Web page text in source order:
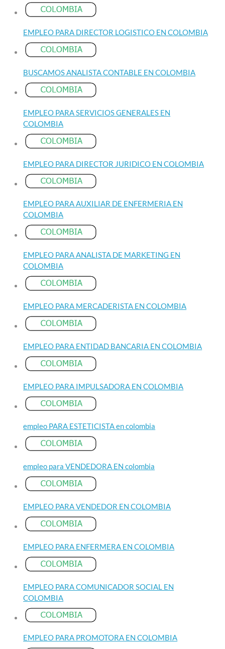
EMPLEO PARA DIRECTOR LOGISTICO EN COLOMBIA
BUSCAMOS ANALISTA CONTABLE EN COLOMBIA
EMPLEO PARA SERVICIOS GENERALES EN
COLOMBIA
EMPLEO PARA DIRECTOR JURIDICO EN COLOMBIA
EMPLEO PARA AUXILIAR DE ENFERMERIA EN
COLOMBIA
EMPLEO PARA ANALISTA DE MARKETING EN
COLOMBIA
EMPLEO PARA MERCADERISTA EN COLOMBIA
EMPLEO PARA ENTIDAD BANCARIA EN COLOMBIA
EMPLEO PARA IMPULSADORA EN COLOMBIA
empleo PARA ESTETICISTA en colombia
empleo para VENDEDORA EN colombia
EMPLEO PARA VENDEDOR EN COLOMBIA
EMPLEO PARA ENFERMERA EN COLOMBIA
EMPLEO PARA COMUNICADOR SOCIAL EN
COLOMBIA
EMPLEO PARA PROMOTORA EN COLOMBIA